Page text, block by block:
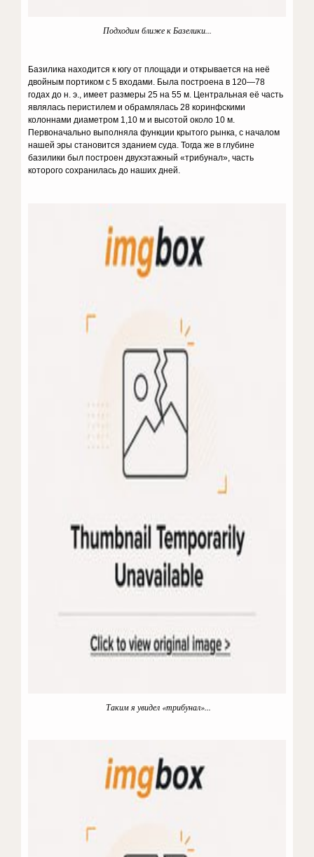
Подходим ближе к Базелики...
Базилика находится к югу от площади и открывается на неё
двойным портиком с 5 входами. Была построена в 120—78
годах до н. э., имеет размеры 25 на 55 м. Центральная её часть
являлась перистилем и обрамлялась 28 коринфскими
колоннами диаметром 1,10 м и высотой около 10 м.
Первоначально выполняла функции крытого рынка, с началом
нашей эры становится зданием суда. Тогда же в глубине
базилики был построен двухэтажный «трибунал», часть
которого сохранилась до наших дней.
Таким я увидел «трибунал»...